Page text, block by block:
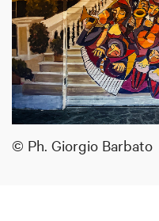
© Ph. Giorgio Barbato